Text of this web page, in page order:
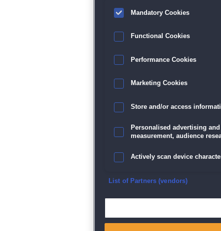
Mandatory Cookies
Functional Cookies
Performance Cookies
Marketing Cookies
Store and/or access
Personalised advertising
measurement, audience
Actively scan device
Ensure security, prevent
List of Partners (vendors)